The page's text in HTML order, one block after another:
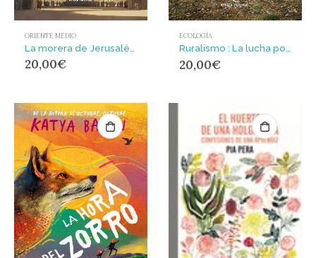
ORIENTE MEDIO
20,00€
ECOLOGÍA
Ruralismo : La lucha por una vida mejor
20,00€